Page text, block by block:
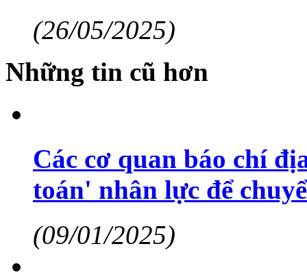
(26/05/2025)
Những tin cũ hơn
Các cơ quan báo chí
toán' nhân lực để
(09/01/2025)